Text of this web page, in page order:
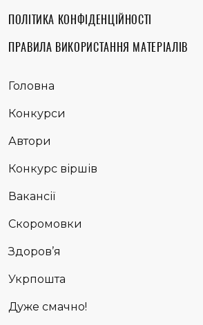
ПОЛІТИКА КОНФІДЕНЦІЙНОСТІ
ПРАВИЛА ВИКОРИСТАННЯ МАТЕРІАЛІВ
Головна
Конкурси
Автори
Конкурс віршів
Вакансії
Скоромовки
Здоров’я
Укрпошта
Дуже смачно!